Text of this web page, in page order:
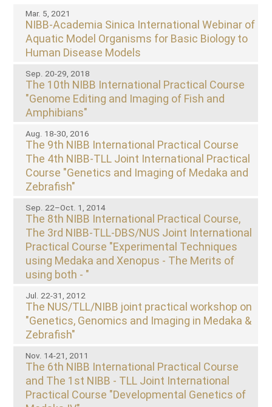
NIBB-Academia Sinica International Webinar of
Aquatic Model Organisms for Basic Biology to
Human Disease Models
Mar. 5, 2021
The 10th NIBB International Practical Course
"Genome Editing and Imaging of Fish and
Amphibians"
Sep. 20-29, 2018
The 9th NIBB International Practical Course
The 4th NIBB-TLL Joint International Practical
Course "Genetics and Imaging of Medaka and
Zebrafish"
Aug. 18-30, 2016
The 8th NIBB International Practical Course,
The 3rd NIBB-TLL-DBS/NUS Joint International
Practical Course "Experimental Techniques
using Medaka and Xenopus - The Merits of
using both - "
Sep. 22–Oct. 1, 2014
The NUS/TLL/NIBB joint practical workshop on
"Genetics, Genomics and Imaging in Medaka &
Zebrafish"
Jul. 22-31, 2012
The 6th NIBB International Practical Course
and The 1st NIBB - TLL Joint International
Practical Course "Developmental Genetics of
Nov. 14-21, 2011